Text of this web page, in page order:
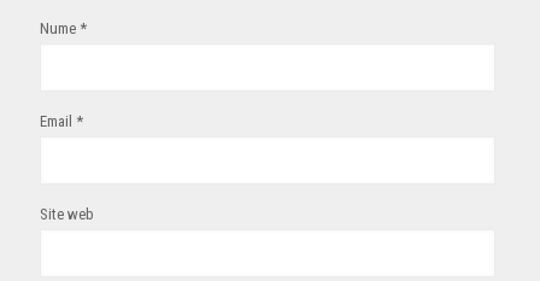
Nume *
Email *
Site web